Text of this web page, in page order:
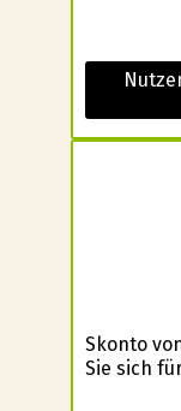
Skonto
Sie sich